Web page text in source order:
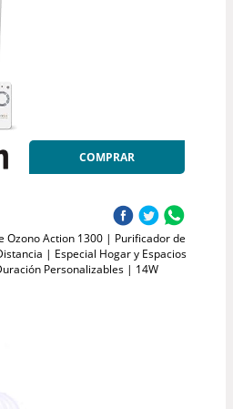
COMPRAR
Action 1300 | Purificador de
| Especial Hogar y Espacios
Personalizables | 14W